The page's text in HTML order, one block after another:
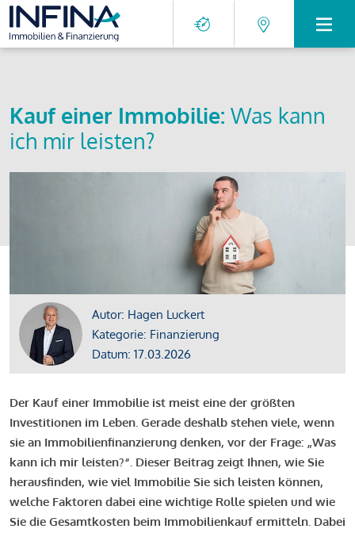
Kauf einer Immobilie: Was kann
ich mir leisten?
Autor: Hagen Luckert
Kategorie: Finanzierung
Datum: 17.03.2026
Der Kauf einer Immobilie ist meist eine der größten
Investitionen im Leben. Gerade deshalb stehen viele, wenn
sie an Immobilienfinanzierung denken, vor der Frage: „Was
kann ich mir leisten?“. Dieser Beitrag zeigt Ihnen, wie Sie
herausfinden, wie viel Immobilie Sie sich leisten können,
welche Faktoren dabei eine wichtige Rolle spielen und wie
Sie die Gesamtkosten beim Immobilienkauf ermitteln. Dabei